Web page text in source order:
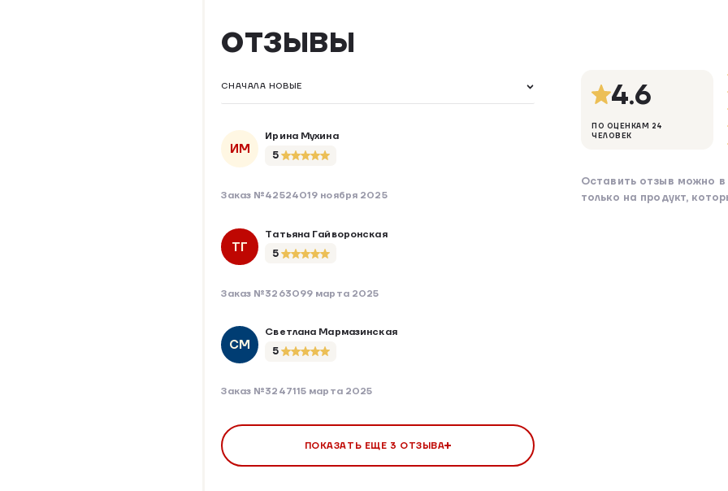
ОТЗЫВЫ
СНАЧАЛА НОВЫЕ
ИМ
Ирина Мухина
5
Заказ №42524019 ноября 2025
ТГ
Татьяна Гайворонская
5
Заказ №3263099 марта 2025
СМ
Светлана Мармазинская
5
Заказ №3247115 марта 2025
ПОКАЗАТЬ ЕЩЕ 3 ОТЗЫВА
4.6
ПО ОЦЕНКАМ 24
ЧЕЛОВЕК
Оставить отзыв можно в
только на продукт,